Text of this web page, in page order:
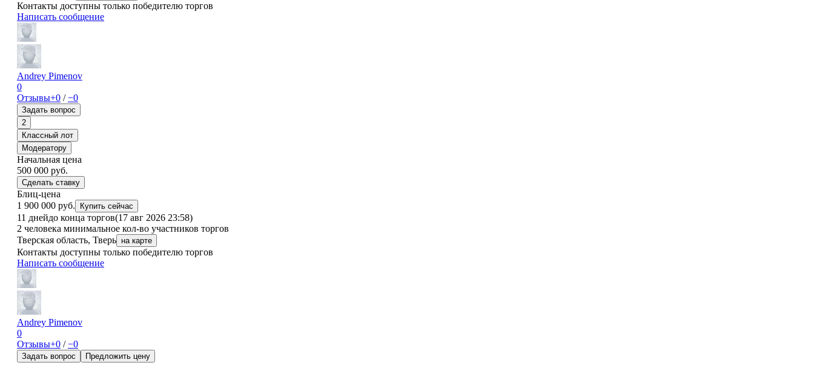
Контакты доступны только победителю торгов
Написать сообщение
Andrey Pimenov
0
Отзывы+0/−0
Задать вопрос
2
Классный лот
Модератору
Начальная цена
500 000 руб.
Сделать ставку
Блиц-цена
1 900 000 руб.
Купить сейчас
11 днейдо конца торгов(17 авг 2026 23:58)
2 человека минимальное кол-во участников торгов
Тверская область, Тверь
на карте
Контакты доступны только победителю торгов
Написать сообщение
Andrey Pimenov
0
Отзывы+0/−0
Задать вопрос Предложить цену